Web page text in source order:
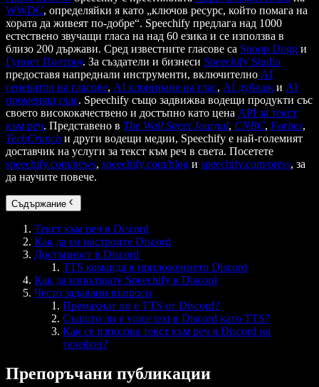
WWDC, определяйки я като „ключов ресурс, който помага на
хората да живеят по-добре“. Speechify предлага над 1000
естествено звучащи гласа на над 60 езика и се използва в
близо 200 държави. Сред известните гласове са Snoop Dogg и
Гуинет Полтроу. За създатели и бизнеси Speechify Studio
предоставя напреднали инструменти, включително AI
генератор на гласове, AI клониране на глас, AI дублаж и AI
променящ глас. Speechify също задвижва водещи продукти със
своето висококачествено и достъпно като цена API за текст
към реч. Представено в The Wall Street Journal, CNBC, Forbes,
TechCrunch и други водещи медии, Speechify е най-големият
доставчик на услуги за текст към реч в света. Посетете
speechify.com/news, speechify.com/blog и speechify.com/press, за
да научите повече.
Съдържание
Текст към реч в Discord
Как да си настроите Discord
Достъпност в Discord
TTS команда в приложението Discord
Как да използвате Speechify в Discord
Често задавани въпроси
Премахнат ли е TTS от Discord?
Същото ли е voice text в Discord като TTS?
Как се използва текст към реч в Discord на
телефон?
Препоръчани публикации